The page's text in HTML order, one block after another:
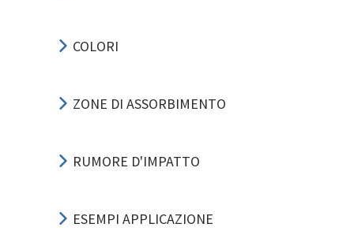
COLORI
ZONE DI ASSORBIMENTO
RUMORE D'IMPATTO
ESEMPI APPLICAZIONE